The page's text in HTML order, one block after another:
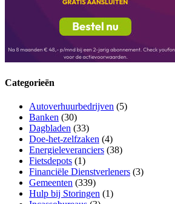
Categorieën
Autoverhuurbedrijven (5)
Banken (30)
Dagbladen (33)
Doe-het-zelfzaken (4)
Energieleveranciers (38)
Fietsdepots (1)
Financiële Dienstverleners (3)
Gemeenten (339)
Hulp bij Storingen (1)